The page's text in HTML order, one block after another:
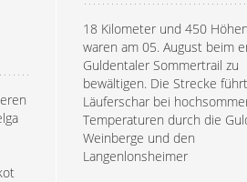
18 Kilometer und 450
waren am 05. August beim
Guldentaler Sommertrail zu
bewältigen. Die Strecke
Läuferschar bei
Temperaturen durch die
Weinberge und den
Langenlonsheimer